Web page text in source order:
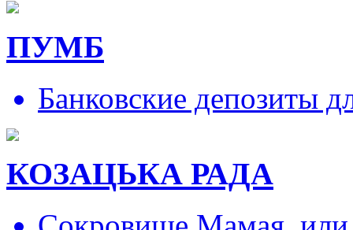
ПУМБ
Банковские депозиты
КОЗАЦЬКА РАДА